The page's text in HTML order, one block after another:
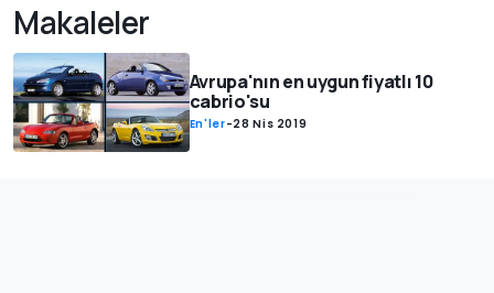
Makaleler
Avrupa'nın en uygun fiyatlı 10
cabrio'su
En'ler-28 Nis 2019